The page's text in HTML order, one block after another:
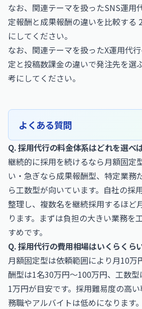
なお、関連テーマを扱ったSNS運用
定報酬と成果報酬の違いを比較する
にしてください。
なお、関連テーマを扱ったX運用代
定と投稿数課金の違いで発注先を選
考にしてください。
よくある質問
Q. 採用代行の料金体系はどれを選べ
継続的に採用を続けるなら月額固定
い・急ぎなら成果報酬型、特定業務
ら工数型が向いています。自社の採
整理し、複数名を継続採用するほど
ります。まずは負担の大きい業務を
すめです。
Q. 採用代行の費用相場はいくらくら
月額固定型は依頼範囲により月10万
酬型は1名30万円〜100万円、工数
1万円が目安です。採用難易度の高
務職やアルバイトは低めになります